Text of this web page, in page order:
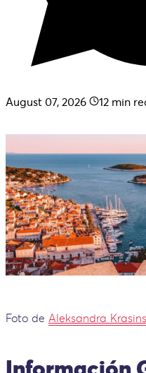
August 07, 2026 12 min
Foto de Aleksandra